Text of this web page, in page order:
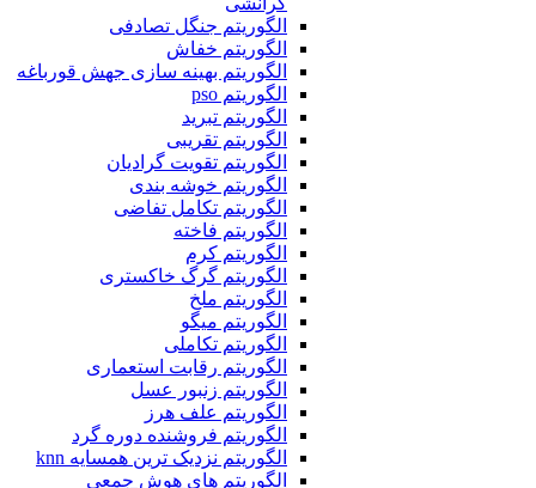
الگوریتم جنگل تصادفی
الگوریتم خفاش
الگوریتم بهینه سازی جهش قورباغه
الگوریتم pso
الگوریتم تبرید
الگوریتم تقریبی
الگوریتم تقویت گرادیان
الگوریتم خوشه بندی
الگوریتم تکامل تفاضی
الگوریتم فاخته
الگوریتم کرم
الگوریتم گرگ خاکستری
الگوریتم ملخ
الگوریتم میگو
الگوریتم تکاملی
الگوریتم رقابت استعماری
الگوریتم زنبور عسل
الگوریتم علف هرز
الگوریتم فروشنده دوره گرد
الگوریتم نزدیک ترین همسایه knn
الگوریتم های هوش جمعی